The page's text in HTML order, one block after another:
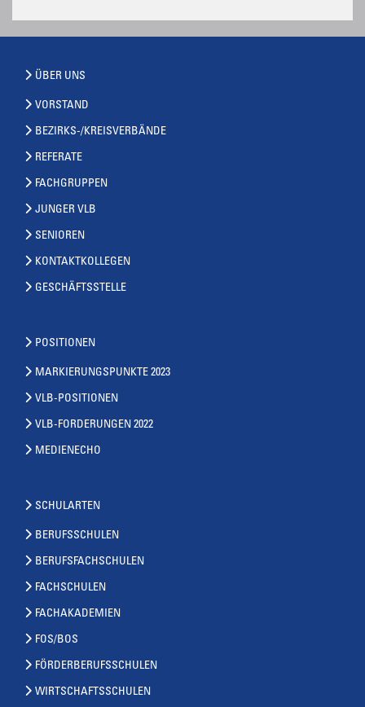
ÜBER UNS
VORSTAND
BEZIRKS-/KREISVERBÄNDE
REFERATE
FACHGRUPPEN
JUNGER VLB
SENIOREN
KONTAKTKOLLEGEN
GESCHÄFTSSTELLE
POSITIONEN
MARKIERUNGSPUNKTE 2023
VLB-POSITIONEN
VLB-FORDERUNGEN 2022
MEDIENECHO
SCHULARTEN
BERUFSSCHULEN
BERUFSFACHSCHULEN
FACHSCHULEN
FACHAKADEMIEN
FOS/BOS
FÖRDERBERUFSSCHULEN
WIRTSCHAFTSSCHULEN